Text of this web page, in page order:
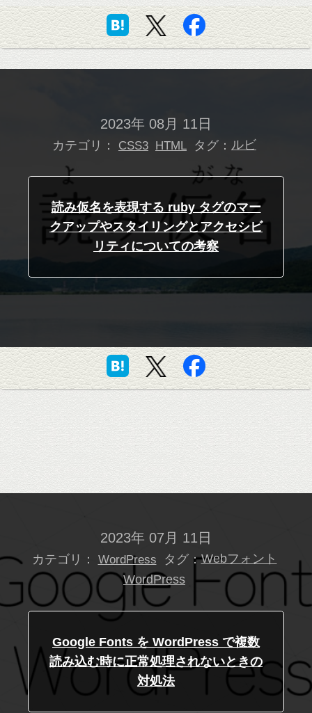
2023年 08月 11日
カテゴリ： CSS3 HTML タグ： ルビ
読み仮名を表現する ruby タグのマー
クアップやスタイリングとアクセシビ
リティについての考察
2023年 07月 11日
カテゴリ： WordPress タグ：Webフォント
WordPress
Google Fonts を WordPress で複数
読み込む時に正常処理されないときの
対処法